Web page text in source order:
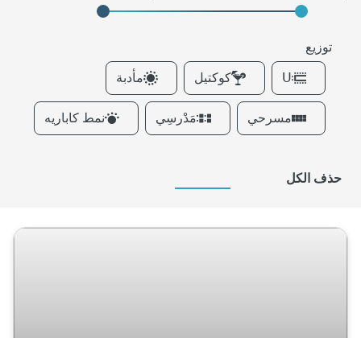
توزيع
s
و
U كوكتيل مأدبة
مسرحي مَدْرسِي نمط كاباريه
حذف الكل